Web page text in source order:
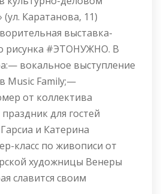
Каратанова, 11)
выставка-
рисунка #ЭТОНУЖНО. В
вокальное выступление
Music Family;—
от коллектива
для гостей
и Катерина
класс по живописи от
художницы Венеры
славится своим